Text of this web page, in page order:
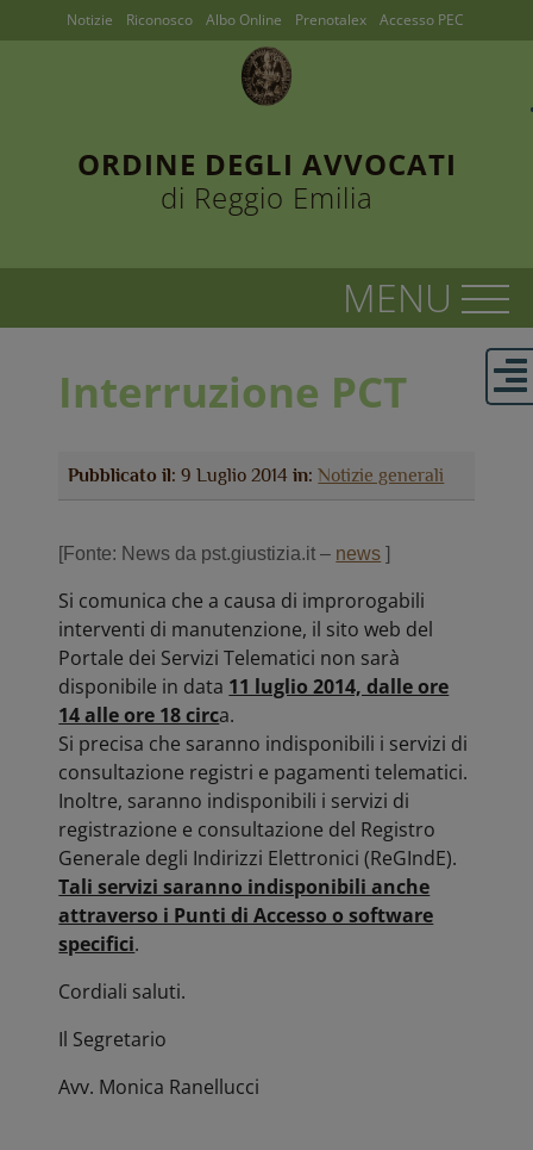
ORDINE DEGLI AVVOCATI
di Reggio Emilia
Notizie Riconosco Albo Online Prenotalex Accesso PEC
Interruzione PCT
Pubblicato il: 9 Luglio 2014in: Notizie generali
[Fonte: News da pst.giustizia.it – news ]
Si comunica che a causa di improrogabili
interventi di manutenzione, il sito web del
Portale dei Servizi Telematici non sarà
disponibile in data 11 luglio 2014, dalle ore
14 alle ore 18 circa.
Si precisa che saranno indisponibili i servizi di
consultazione registri e pagamenti telematici.
Inoltre, saranno indisponibili i servizi di
registrazione e consultazione del Registro
Generale degli Indirizzi Elettronici (ReGIndE).
Tali servizi saranno indisponibili anche
attraverso i Punti di Accesso o software
specifici.
Cordiali saluti.
Il Segretario
Avv. Monica Ranellucci